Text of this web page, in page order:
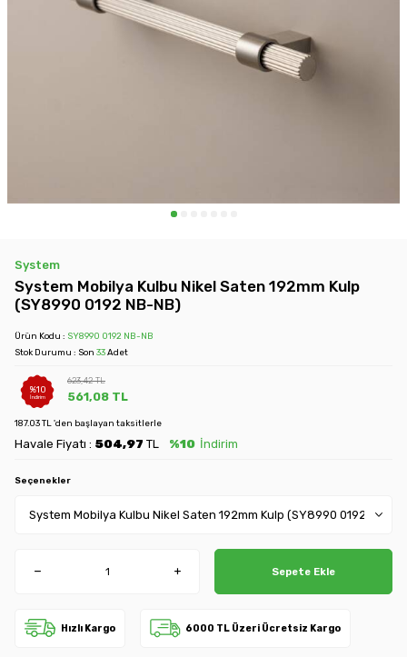
System
System Mobilya Kulbu Nikel Saten 192mm Kulp
(SY8990 0192 NB-NB)
Ürün Kodu : SY8990 0192 NB-NB
Stok Durumu : Son 33Adet
%10
İndirim
623,42TL
561,08 TL
187.03 TL 'den başlayan taksitlerle
Havale Fiyatı : 504,97 TL %10 İndirim
Seçenekler
Sepete Ekle
Hızlı Kargo 6000 TL Üzeri Ücretsiz Kargo